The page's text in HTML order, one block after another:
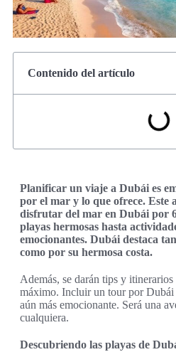
Contenido del artículo
Planificar un viaje a Dubái es
por el mar y lo que ofrece. Este
disfrutar del mar en Dubái por
playas hermosas hasta
emocionantes. Dubái destaca
como por su hermosa costa.
Además, se darán tips y
máximo. Incluir un tour por
aún más emocionante. Será una
cualquiera.
Descubriendo las playas de